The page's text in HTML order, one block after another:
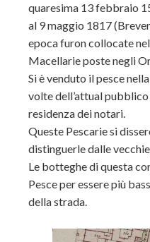
quaresima 13 febbraio
al 9 maggio 1817
epoca furon collocate
Macellarie poste negli
Si è venduto il pesce
volte dell’attual
residenza dei notari.
Queste Pescarie si
distinguerle dalle
Le botteghe di questa
Pesce per essere più
della strada.